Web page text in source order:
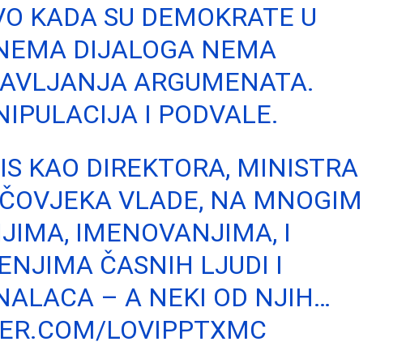
KADA SU DEMOKRATE U
DIJALOGA NEMA
ARGUMENATA.
I PODVALE.
KAO DIREKTORA, MINISTRA
VLADE, NA MNOGIM
IMENOVANJIMA, I
ČASNIH LJUDI I
– A NEKI OD NJIH…
LOVIPPTXMC